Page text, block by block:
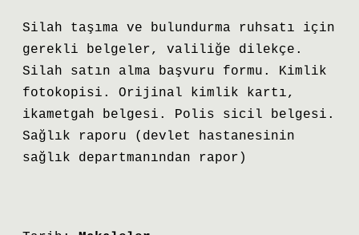
Silah taşıma ve bulundurma ruhsatı için
gerekli belgeler, valiliğe dilekçe.
Silah satın alma başvuru formu. Kimlik
fotokopisi. Orijinal kimlik kartı,
ikametgah belgesi. Polis sicil belgesi.
Sağlık raporu (devlet hastanesinin
sağlık departmanından rapor)